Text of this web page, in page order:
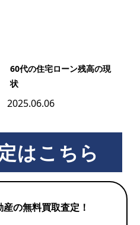
60代の住宅ローン残高の現
状
2025.06.06
はこちら
産の無料買取査定！